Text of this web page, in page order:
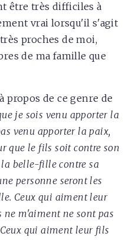
être très difficiles à
vrai lorsqu'il s'agit
proches de moi,
de ma famille que
propos de ce genre de
je sois venu apporter la
venu apporter la paix,
que le fils soit contre son
belle-fille contre sa
personne seront les
Ceux qui aiment leur
ne m'aiment ne sont pas
qui aiment leur fils